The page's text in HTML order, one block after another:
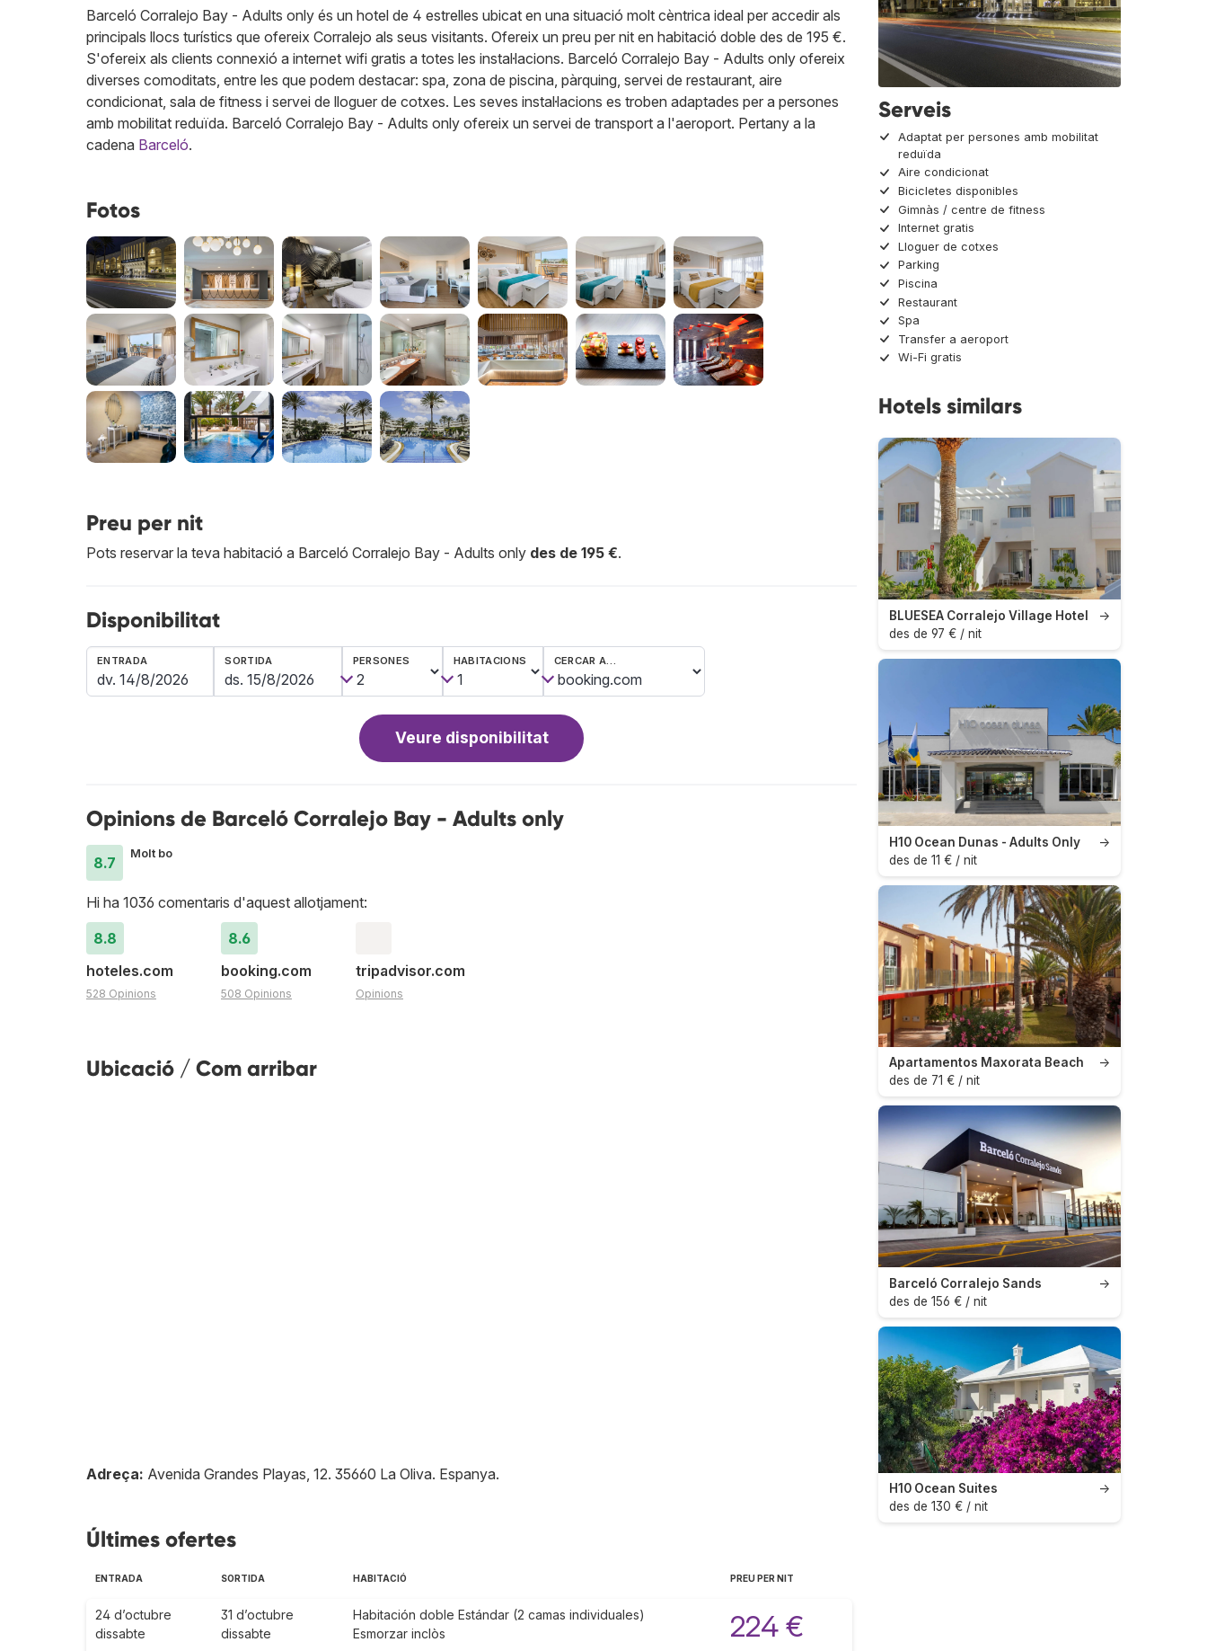
Barceló Corralejo Bay - Adults only és un hotel de 4 estrelles ubicat en una situació molt cèntrica ideal per accedir als
principals llocs turístics que ofereix Corralejo als seus visitants. Ofereix un preu per nit en habitació doble des de 195 €.
S'ofereix als clients connexió a internet wifi gratis a totes les instal·lacions. Barceló Corralejo Bay - Adults only ofereix
diverses comoditats, entre les que podem destacar: spa, zona de piscina, pàrquing, servei de restaurant, aire
condicionat, sala de fitness i servei de lloguer de cotxes. Les seves instal·lacions es troben adaptades per a persones
amb mobilitat reduïda. Barceló Corralejo Bay - Adults only ofereix un servei de transport a l'aeroport. Pertany a la
cadena Barceló.
Fotos
Preu per nit
Pots reservar la teva habitació a Barceló Corralejo Bay - Adults only des de 195 €.
Disponibilitat
ENTRADA SORTIDA PERSONES HABITACIONS CERCAR A…
Veure disponibilitat
Opinions de Barceló Corralejo Bay - Adults only
8.7
Molt bo
Hi ha 1036 comentaris d'aquest allotjament:
8.8
hoteles.com
528 Opinions
8.6
booking.com
508 Opinions
tripadvisor.com
Opinions
Ubicació / Com arribar
Adreça: Avenida Grandes Playas, 12. 35660 La Oliva. Espanya.
Últimes ofertes
ENTRADA SORTIDA HABITACIÓ PREU PER NIT
24 d’octubre
dissabte
31 d’octubre
dissabte
Habitación doble Estándar (2 camas individuales)
Esmorzar inclòs
224 €
Serveis
Adaptat per persones amb mobilitat
reduïda
Aire condicionat
Bicicletes disponibles
Gimnàs / centre de fitness
Internet gratis
Lloguer de cotxes
Parking
Piscina
Restaurant
Spa
Transfer a aeroport
Wi-Fi gratis
Hotels similars
→
BLUESEA Corralejo Village Hotel
des de 97 € / nit
→
H10 Ocean Dunas - Adults Only
des de 11 € / nit
→
Apartamentos Maxorata Beach
des de 71 € / nit
→
Barceló Corralejo Sands
des de 156 € / nit
→
H10 Ocean Suites
des de 130 € / nit